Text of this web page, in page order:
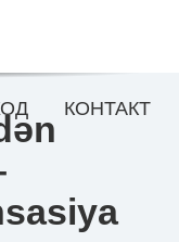
КОНТАКТ